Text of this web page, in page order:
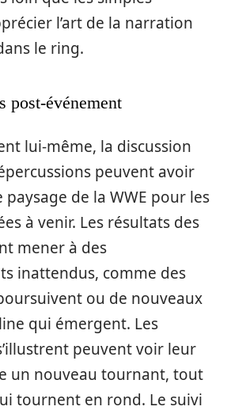
l’art de la narration
le ring.
post-événement
lui-même, la discussion
peuvent avoir
de la WWE pour les
à venir. Les résultats des
mener à des
inattendus, comme des
ou de nouveaux
qui émergent. Les
peuvent voir leur
un nouveau tournant, tout
tournent en rond. Le suivi